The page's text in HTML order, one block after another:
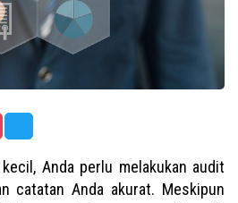
Anda perlu melakukan audit
catatan Anda akurat. Meskipun